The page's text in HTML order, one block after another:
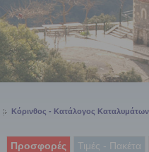
Κόρινθος - Κατάλογος Καταλυμάτων
Προσφορές Τιμές - Πακέτα